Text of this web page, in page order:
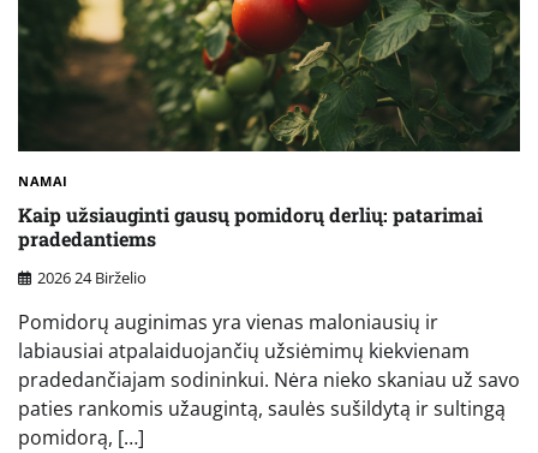
NAMAI
Kaip užsiauginti gausų pomidorų derlių: patarimai
pradedantiems
2026 24 Birželio
Pomidorų auginimas yra vienas maloniausių ir
labiausiai atpalaiduojančių užsiėmimų kiekvienam
pradedančiajam sodininkui. Nėra nieko skaniau už savo
paties rankomis užaugintą, saulės sušildytą ir sultingą
pomidorą, […]